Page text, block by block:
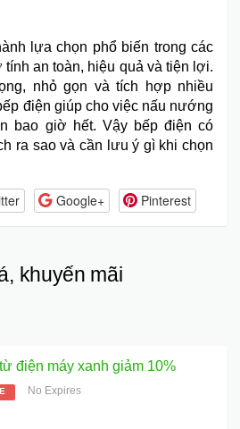
lựa chọn phổ biến trong các
an toàn, hiệu quả và tiện lợi.
nhỏ gọn và tích hợp nhiều
điện giúp cho việc nấu nướng
bao giờ hết. Vậy bếp điện có
ra sao và cần lưu ý gì khi chọn
Google+ Pinterest
khuyến mãi
điện máy xanh giảm 10%
No Expires